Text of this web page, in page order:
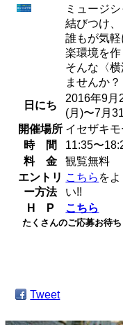
ミュージ
結びつけ、
誰もが気
楽環境を作
そんな〈
ませんか？
日にち
2016年9
(月)〜7月
開催場所 イセザキ
時 間
11:35〜
料 金
観覧無料
エントリ
ー方法
こちら を
い!!
H P
こちら
たくさんのご応募お待
Tweet